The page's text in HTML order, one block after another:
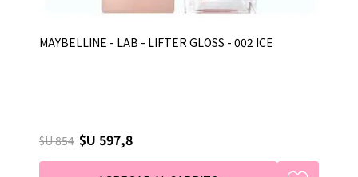
MAYBELLINE - LAB - LIFTER GLOSS - 002 ICE
$U 854 $U 597,8